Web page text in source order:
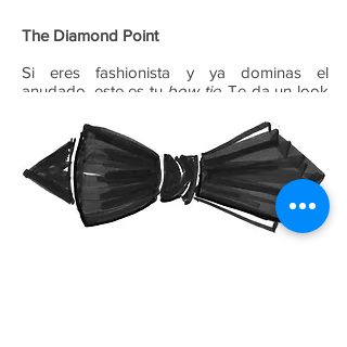
The Diamond Point
Si eres fashionista y ya dominas el
anudado, este es tu bow tie. Te da un look
y por la asimetría del nudo. Por ser de
poca altura funciona en diversos rostros,
pero se ve mejor en cuellos largos.